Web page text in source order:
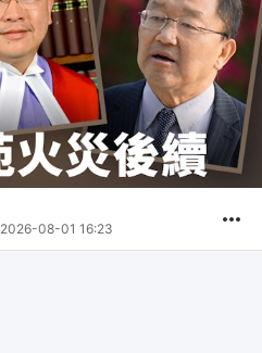
2026-08-01 16:23